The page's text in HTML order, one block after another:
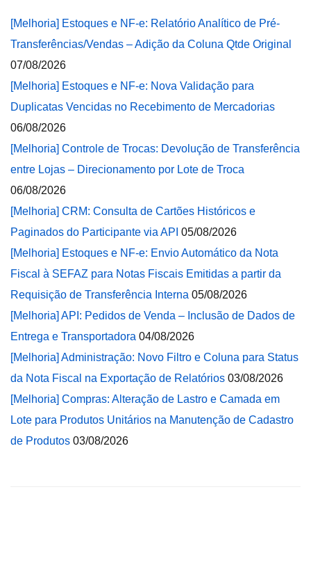
[Melhoria] Estoques e NF-e: Relatório Analítico de Pré-
Transferências/Vendas – Adição da Coluna Qtde Original
07/08/2026
[Melhoria] Estoques e NF-e: Nova Validação para
Duplicatas Vencidas no Recebimento de Mercadorias
06/08/2026
[Melhoria] Controle de Trocas: Devolução de Transferência
entre Lojas – Direcionamento por Lote de Troca
06/08/2026
[Melhoria] CRM: Consulta de Cartões Históricos e
Paginados do Participante via API 05/08/2026
[Melhoria] Estoques e NF-e: Envio Automático da Nota
Fiscal à SEFAZ para Notas Fiscais Emitidas a partir da
Requisição de Transferência Interna 05/08/2026
[Melhoria] API: Pedidos de Venda – Inclusão de Dados de
Entrega e Transportadora 04/08/2026
[Melhoria] Administração: Novo Filtro e Coluna para Status
da Nota Fiscal na Exportação de Relatórios 03/08/2026
[Melhoria] Compras: Alteração de Lastro e Camada em
Lote para Produtos Unitários na Manutenção de Cadastro
de Produtos 03/08/2026